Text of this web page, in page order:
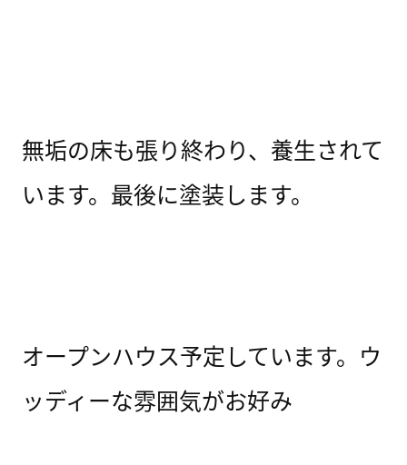
無垢の床も張り終わり、養生されて
います。最後に塗装します。
オープンハウス予定しています。ウ
ッディーな雰囲気がお好み